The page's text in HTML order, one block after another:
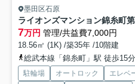
墨田区石原
ライオンズマンション錦糸町
7万円 管理/共益費7,000円
18.56㎡ (1K) /築35年 /10階建
総武本線「錦糸町」駅 徒歩15分
駐輪場 オートロック エレベ